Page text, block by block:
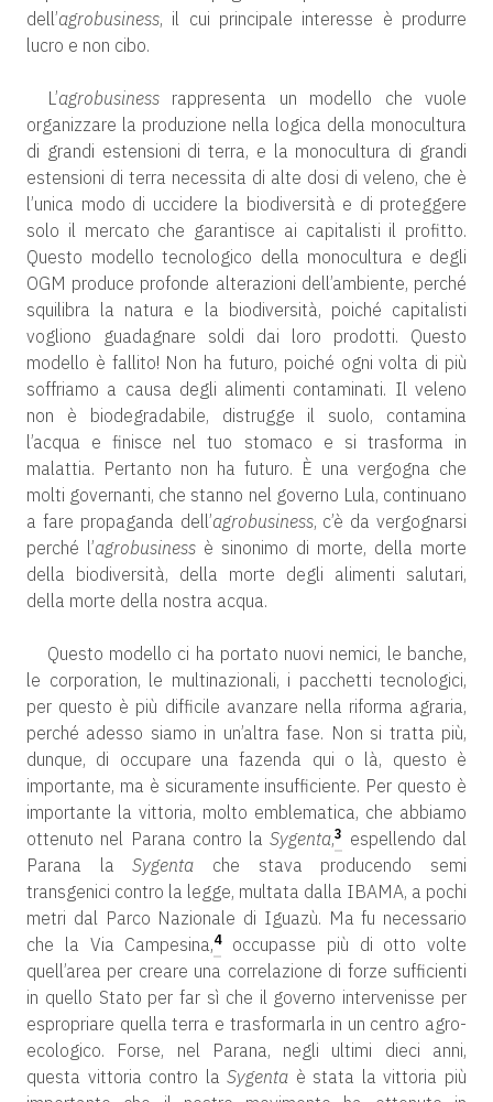
dell’agrobusiness, il cui principale interesse è produrre
lucro e non cibo.
L’agrobusinessrappresenta un modello che vuole
organizzare la produzione nella logica della monocultura
di grandi estensioni di terra, e la monocultura di grandi
estensioni di terra necessita di alte dosi di veleno, che è
l’unica modo di uccidere la biodiversità e di proteggere
solo il mercato che garantisce ai capitalisti il profitto.
Questo modello tecnologico della monocultura e degli
OGM produce profonde alterazioni dell’ambiente, perché
squilibra la natura e la biodiversità, poiché capitalisti
vogliono guadagnare soldi dai loro prodotti. Questo
modello è fallito! Non ha futuro, poiché ogni volta di più
soffriamo a causa degli alimenti contaminati. Il veleno
non è biodegradabile, distrugge il suolo, contamina
l’acqua e finisce nel tuo stomaco e si trasforma in
malattia. Pertanto non ha futuro. È una vergogna che
molti governanti, che stanno nel governo Lula, continuano
a fare propaganda dell’agrobusiness, c’è da vergognarsi
perché l’agrobusiness è sinonimo di morte, della morte
della biodiversità, della morte degli alimenti salutari,
della morte della nostra acqua.
Questo modello ci ha portato nuovi nemici, le banche,
le corporation, le multinazionali, i pacchetti tecnologici,
per questo è più difficile avanzare nella riforma agraria,
perché adesso siamo in un’altra fase. Non si tratta più,
dunque, di occupare una fazenda qui o là, questo è
importante, ma è sicuramente insufficiente. Per questo è
importante la vittoria, molto emblematica, che abbiamo
ottenuto nel Parana contro laSygenta,3 espellendo dal
Parana laSygenta che stava producendo semi
transgenici contro la legge, multata dalla IBAMA, a pochi
metri dal Parco Nazionale di Iguazù. Ma fu necessario
che la Via Campesina,4occupasse più di otto volte
quell’area per creare una correlazione di forze sufficienti
in quello Stato per far sì che il governo intervenisse per
espropriare quella terra e trasformarla in un centro agro-
ecologico. Forse, nel Parana, negli ultimi dieci anni,
questa vittoria contro laSygenta è stata la vittoria più